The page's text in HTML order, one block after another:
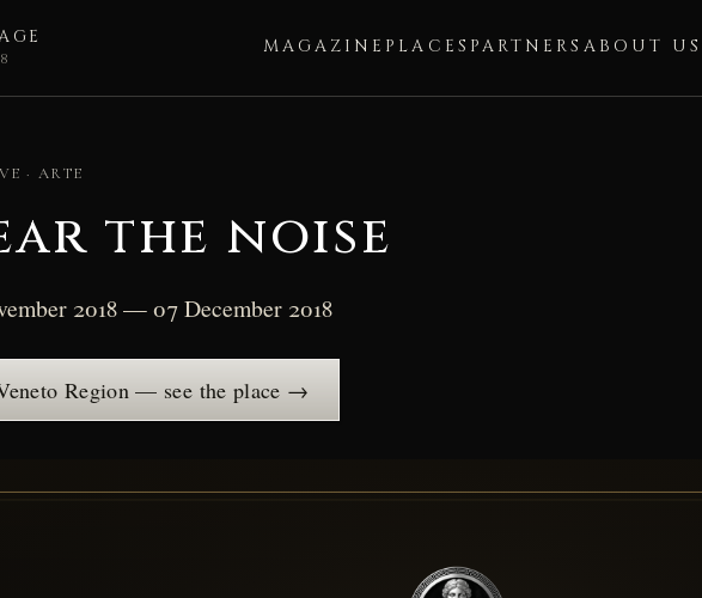
MAGAZINE PLACES PARTNERS ABOUT US
· ARTE
the noise
2018 — 07 December 2018
Region — see the place →